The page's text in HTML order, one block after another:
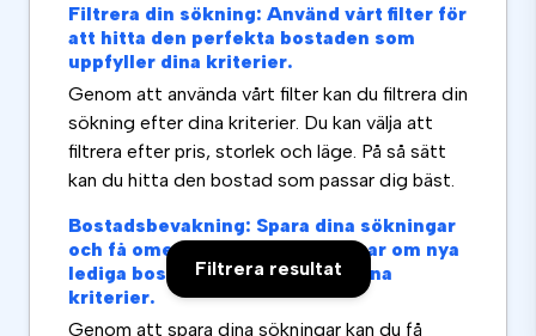
Filtrera resultat
Filtrera din sökning: Använd vårt filter för
att hitta den perfekta bostaden som
uppfyller dina kriterier.
Genom att använda vårt filter kan du filtrera din
sökning efter dina kriterier. Du kan välja att
filtrera efter pris, storlek och läge. På så sätt
kan du hitta den bostad som passar dig bäst.
Bostadsbevakning: Spara dina sökningar
och få omedelbara uppdateringar om nya
lediga bostäder som matchar dina
kriterier.
Genom att spara dina sökningar kan du få